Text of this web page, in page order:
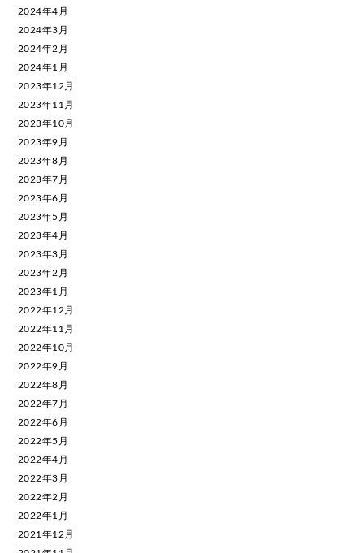
2024年4月
2024年3月
2024年2月
2024年1月
2023年12月
2023年11月
2023年10月
2023年9月
2023年8月
2023年7月
2023年6月
2023年5月
2023年4月
2023年3月
2023年2月
2023年1月
2022年12月
2022年11月
2022年10月
2022年9月
2022年8月
2022年7月
2022年6月
2022年5月
2022年4月
2022年3月
2022年2月
2022年1月
2021年12月